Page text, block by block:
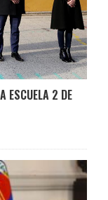
ESCUELA 2 DE